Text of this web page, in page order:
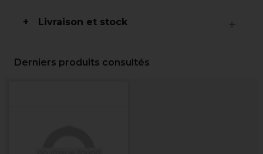
Livraison et stock
Derniers produits consultés